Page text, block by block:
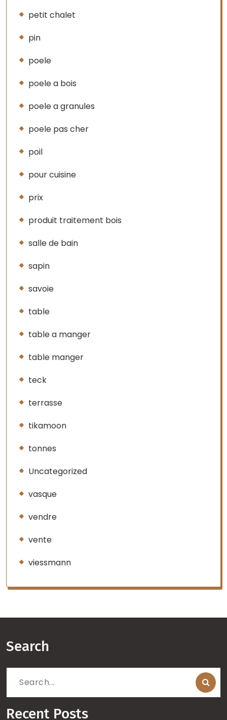
petit chalet
pin
poele
poele a bois
poele a granules
poele pas cher
poil
pour cuisine
prix
produit traitement bois
salle de bain
sapin
savoie
table
table a manger
table manger
teck
terrasse
tikamoon
tonnes
Uncategorized
vasque
vendre
vente
viessmann
Search
Search
Recent Posts